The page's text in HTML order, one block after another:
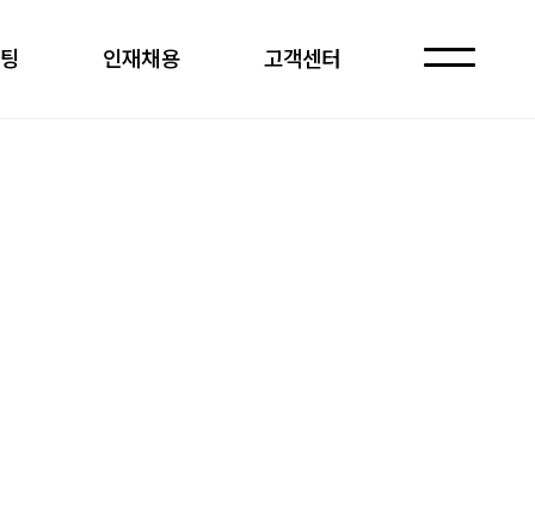
자주 묻는 질문
인재채용 고객센터